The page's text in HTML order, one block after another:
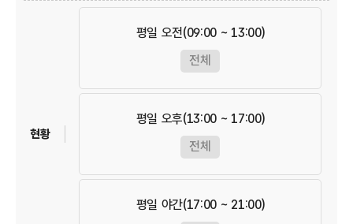
평일 오전(09:00 ~ 13:00)
전체
평일 오후(13:00 ~ 17:00)
전체
평일 야간(17:00 ~ 21:00)